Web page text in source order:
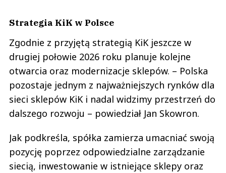
Strategia KiK w Polsce
Zgodnie z przyjętą strategią KiK jeszcze w
drugiej połowie 2026 roku planuje kolejne
otwarcia oraz modernizacje sklepów. – Polska
pozostaje jednym z najważniejszych rynków dla
sieci sklepów KiK i nadal widzimy przestrzeń do
dalszego rozwoju – powiedział Jan Skowron.
Jak podkreśla, spółka zamierza umacniać swoją
pozycję poprzez odpowiedzialne zarządzanie
siecią, inwestowanie w istniejące sklepy oraz